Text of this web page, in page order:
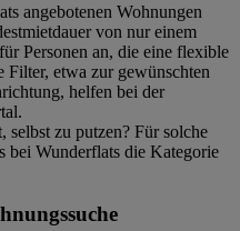
angebotenen Wohnungen
von nur einem
Personen an, die eine flexible
Filter, etwa zur gewünschten
helfen bei der
selbst zu putzen? Für solche
bei Wunderflats die Kategorie